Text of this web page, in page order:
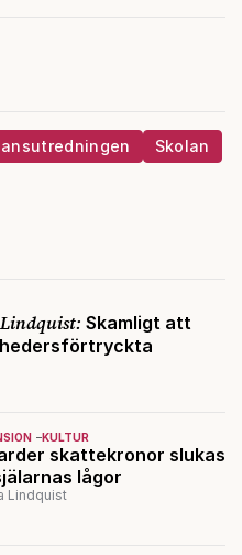
Skolan
Skamligt att
KULTUR
skattekronor slukas
lågor
Lindquist